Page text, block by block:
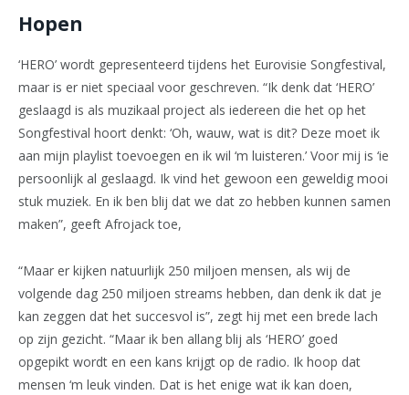
Hopen
‘HERO’ wordt gepresenteerd tijdens het Eurovisie Songfestival,
maar is er niet speciaal voor geschreven. “Ik denk dat ‘HERO’
geslaagd is als muzikaal project als iedereen die het op het
Songfestival hoort denkt: ‘Oh, wauw, wat is dit? Deze moet ik
aan mijn playlist toevoegen en ik wil ‘m luisteren.’ Voor mij is ‘ie
persoonlijk al geslaagd. Ik vind het gewoon een geweldig mooi
stuk muziek. En ik ben blij dat we dat zo hebben kunnen samen
maken”, geeft Afrojack toe,
“Maar er kijken natuurlijk 250 miljoen mensen, als wij de
volgende dag 250 miljoen streams hebben, dan denk ik dat je
kan zeggen dat het succesvol is”, zegt hij met een brede lach
op zijn gezicht. “Maar ik ben allang blij als ‘HERO’ goed
opgepikt wordt en een kans krijgt op de radio. Ik hoop dat
mensen ‘m leuk vinden. Dat is het enige wat ik kan doen,